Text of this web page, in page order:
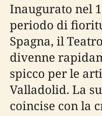
Inaugurato nel
periodo di
Spagna, il
divenne
spicco per le
Valladolid. La
coincise con la